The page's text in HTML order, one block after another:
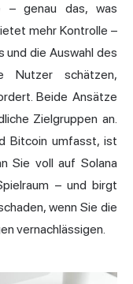
– genau das, was
mehr Kontrolle –
und die Auswahl des
Nutzer schätzen,
Beide Ansätze
Zielgruppen an.
Bitcoin umfasst, ist
Sie voll auf Solana
– und birgt
wenn Sie die
vernachlässigen.